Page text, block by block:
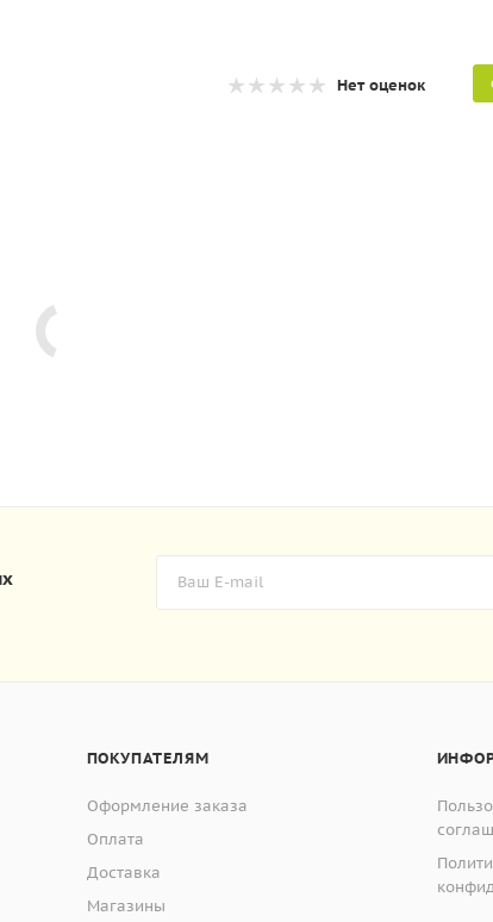
Нет оценок
ПОКУПАТЕЛЯМ
Оформление заказа
Оплата
Доставка
Магазины